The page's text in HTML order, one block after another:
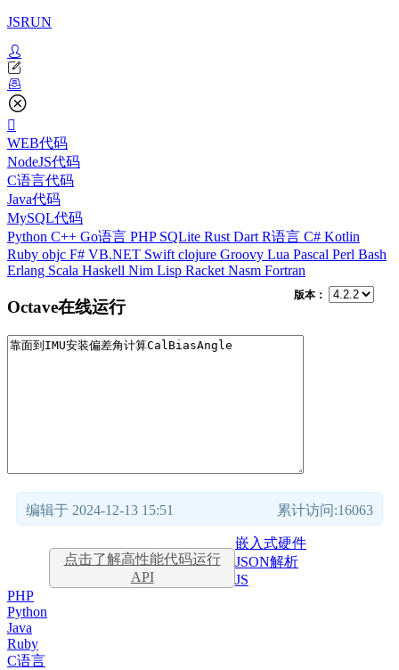
JSRUN
WEB代码
NodeJS代码
C语言代码
Java代码
MySQL代码
Python C++ Go语言 PHP SQLite Rust Dart R语言 C# Kotlin
Ruby objc F# VB.NET Swift clojure Groovy Lua Pascal Perl Bash
Erlang Scala Haskell Nim Lisp Racket Nasm Fortran
Octave在线运行
版本：
编辑于 2024-12-13 15:51 累计访问:16063
点击了解高性能代码运行
API
嵌入式硬件
JSON解析
JS
PHP
Python
Java
Ruby
C语言